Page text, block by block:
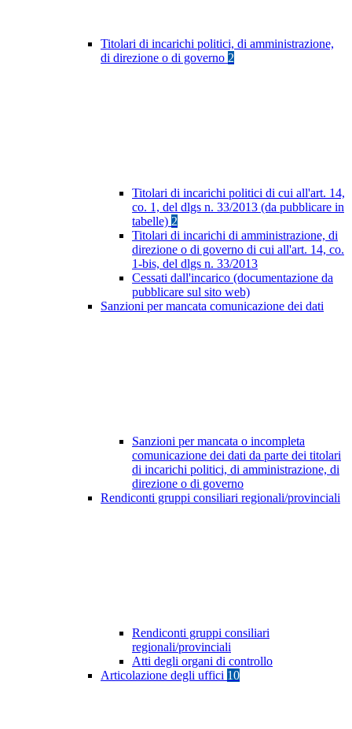
Titolari di incarichi politici, di amministrazione,
di direzione o di governo 2
Titolari di incarichi politici di cui all'art. 14,
co. 1, del dlgs n. 33/2013 (da pubblicare in
tabelle) 2
Titolari di incarichi di amministrazione, di
direzione o di governo di cui all'art. 14, co.
1-bis, del dlgs n. 33/2013
Cessati dall'incarico (documentazione da
pubblicare sul sito web)
Sanzioni per mancata comunicazione dei dati
Sanzioni per mancata o incompleta
comunicazione dei dati da parte dei titolari
di incarichi politici, di amministrazione, di
direzione o di governo
Rendiconti gruppi consiliari regionali/provinciali
Rendiconti gruppi consiliari
regionali/provinciali
Atti degli organi di controllo
Articolazione degli uffici 10